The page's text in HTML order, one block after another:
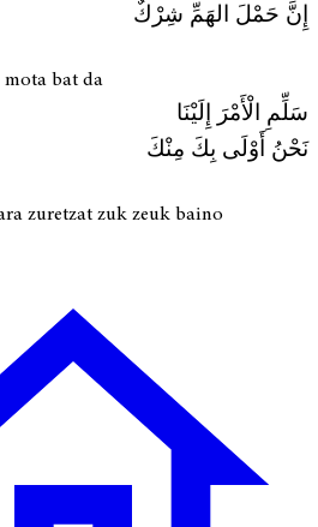
إِنَّ حَمْلَ الهَمِّ شِرْكٌ
mota bat da
سَلِّمِ الْأَمْرَ إِلَيْنَا
نَحْنُ أَوْلَى بِكَ مِنْكَ
zuretzat zuk zeuk baino